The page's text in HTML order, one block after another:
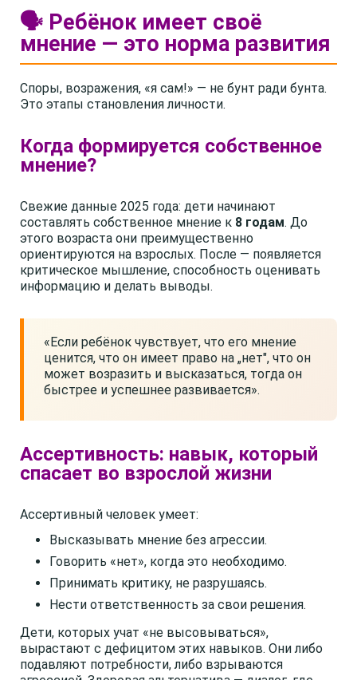
🗣️ Ребёнок имеет своё
мнение — это норма развития
Споры, возражения, «я сам!» — не бунт ради бунта.
Это этапы становления личности.
Когда формируется собственное
мнение?
Свежие данные 2025 года: дети начинают
составлять собственное мнение к 8 годам. До
этого возраста они преимущественно
ориентируются на взрослых. После — появляется
критическое мышление, способность оценивать
информацию и делать выводы.
«Если ребёнок чувствует, что его мнение
ценится, что он имеет право на „нет", что он
может возразить и высказаться, тогда он
быстрее и успешнее развивается».
Ассертивность: навык, который
спасает во взрослой жизни
Ассертивный человек умеет:
Высказывать мнение без агрессии.
Говорить «нет», когда это необходимо.
Принимать критику, не разрушаясь.
Нести ответственность за свои решения.
Дети, которых учат «не высовываться»,
вырастают с дефицитом этих навыков. Они либо
подавляют потребности, либо взрываются